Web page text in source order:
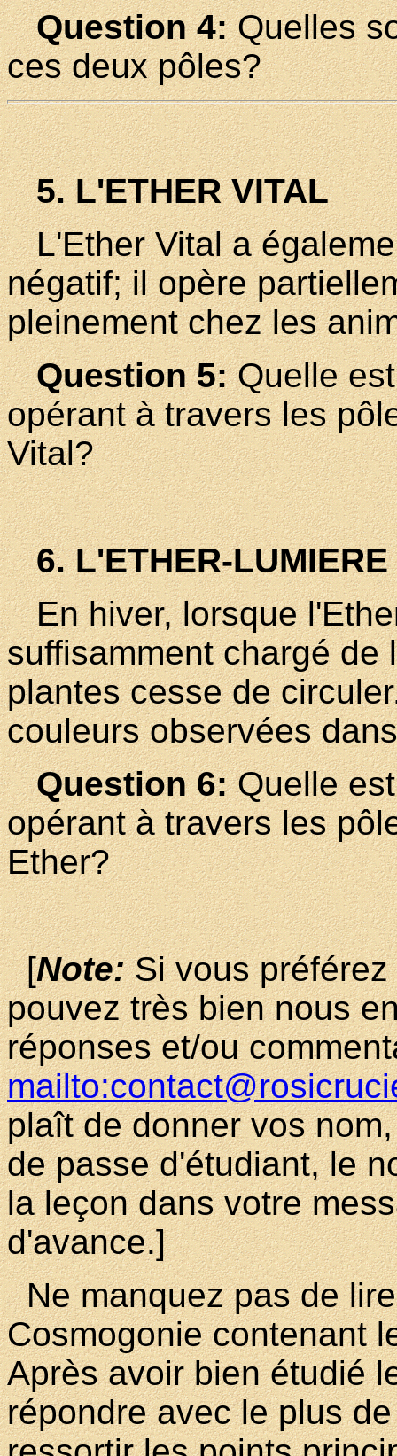
Question 4:Quelles
ces deux pôles?
5. L'ETHER VITAL
L'Ether Vital a
négatif; il opère
pleinement chez les
Question 5:Quelle
opérant à travers les
Vital?
6. L'ETHER-LUMIERE
En hiver, lorsque
suffisamment chargé de
plantes cesse de
couleurs observées
Question 6:Quelle
opérant à travers les
Ether?
[Note:Si vous
pouvez très bien nous
réponses et/ou
plaît de donner vos
de passe d'étudiant, le
la leçon dans votre
d'avance.]
Ne manquez pas de
Cosmogonie contenant
Après avoir bien étudié
répondre avec le plus